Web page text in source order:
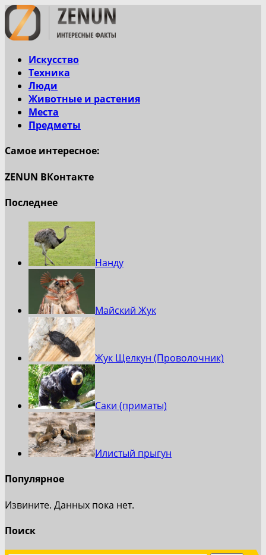
Искусство
Техника
Люди
Животные и растения
Места
Предметы
Самое интересное:
ZENUN ВКонтакте
Последнее
Нанду
Майский Жук
Жук Щелкун (Проволочник)
Саки (приматы)
Илистый прыгун
Популярное
Извините. Данных пока нет.
Поиск